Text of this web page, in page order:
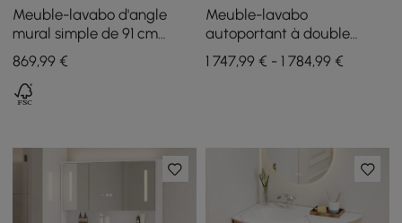
Meuble-lavabo d'angle
mural simple de 91 cm
moderne avec lavabo,
lumière LED, rangement
869,99 €
Meuble-lavabo
autoportant à double
vasque de 150 cm avec
armoire de toilette à LED
1 747,99 € - 1 784,99 €